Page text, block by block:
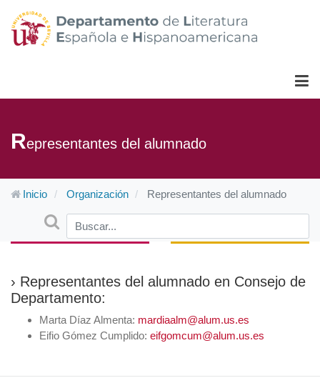
Representantes del alumnado
Inicio Organización Representantes del alumnado
Type 2 or more characters for results.
› Representantes del alumnado en Consejo de
Departamento:
Marta Díaz Almenta: mardiaalm@alum.us.es
Eifio Gómez Cumplido: eifgomcum@alum.us.es